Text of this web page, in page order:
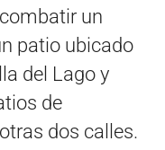
un
patio ubicado
del Lago y
de
dos calles.